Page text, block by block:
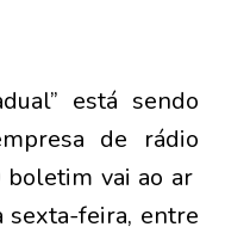
está sendo
de rádio
boletim vai ao ar
sexta-feira, entre